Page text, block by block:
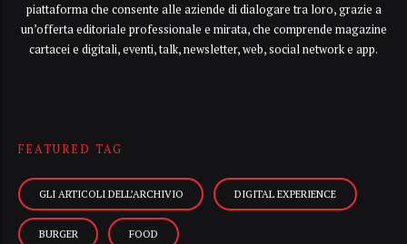
piattaforma che consente alle aziende di dialogare tra loro, grazie a
un’offerta editoriale professionale e mirata, che comprende magazine
cartacei e digitali, eventi, talk, newsletter, web, social network e app.
FEATURED TAG
GLI ARTICOLI DELL’ARCHIVIO DIGITAL EXPERIENCE
BURGER FOOD